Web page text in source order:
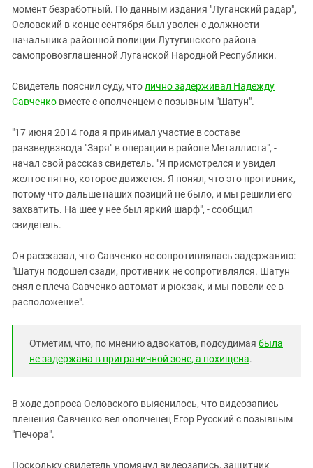
момент безработный. По данным издания "Луганский радар",
Ословский в конце сентября был уволен с должности
начальника районной полиции Лутугинского района
самопровозглашенной Луганской Народной Республики.
Свидетель пояснил суду, чтолично задерживал Надежду
Савченко вместе с ополченцем с позывным "Шатун".
"17 июня 2014 года я принимал участие в составе
равзведвзвода "Заря" в операции в районе Металлиста", -
начал свой рассказ свидетель. "Я присмотрелся и увидел
желтое пятно, которое движется. Я понял, что это противник,
потому что дальше наших позиций не было, и мы решили его
захватить. На шее у нее был яркий шарф", - сообщил
свидетель.
Он рассказал, что Савченко не сопротивлялась задержанию:
"Шатун подошел сзади, противник не сопротивлялся. Шатун
снял с плеча Савченко автомат и рюкзак, и мы повели ее в
расположение".
Отметим, что, по мнению адвокатов, подсудимая была
не задержана в приграничной зоне, а похищена.
В ходе допроса Ословского выяснилось, что видеозапись
пленения Савченко вел ополченец Егор Русский с позывным
"Печора".
Поскольку свидетель упомянул видеозапись, защитник